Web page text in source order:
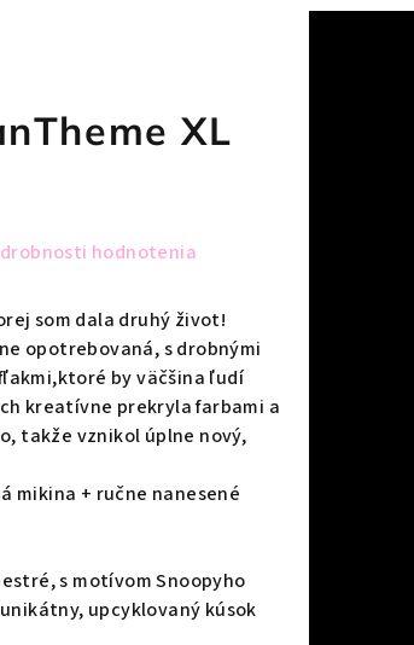
XL
hodnotenia
som dala druhý život!
opotrebovaná, s drobnými
by väčšina ľudí
kreatívne prekryla farbami a
takže vznikol úplne nový,
mikina + ručne nanesené
s motívom Snoopyho
upcyklovaný kúsok